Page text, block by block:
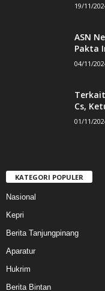
19/11/
ASN
Pakta
04/11/
Cs,
01/11/
KATEGORI POPULER
Nasional
Kepri
Berita Tanjungpinang
Aparatur
Hukrim
Berita Bintan